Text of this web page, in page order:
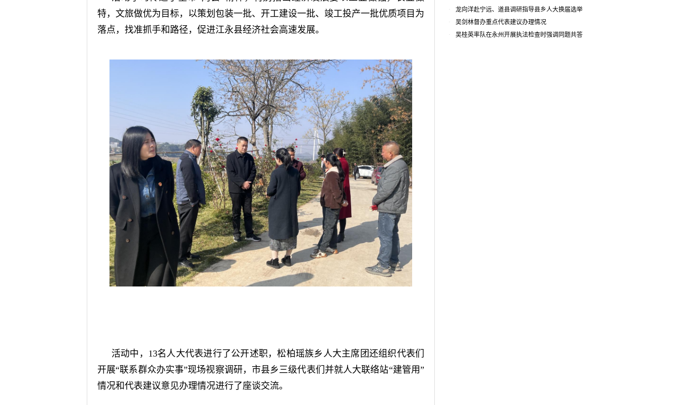
特，文旅做优为目标，以策划包装一批、开工建设一批、竣工投产一批优质项目为
落点，找准抓手和路径，促进江永县经济社会高速发展。
活动中，13名人大代表进行了公开述职，松柏瑶族乡人大主席团还组织代表们
开展“联系群众办实事”现场视察调研，市县乡三级代表们并就人大联络站“建管用”
情况和代表建议意见办理情况进行了座谈交流。
执法检查组到永州开展大气污染防治相关法律法规
执法检查情况汇报
质量履职答卷
龙向洋赴宁远、道县调研指导县乡人大换届选举
并督导安全生产工作
吴剑林督办重点代表建议办理情况
吴桂英率队在永州开展执法检查时强调同题共答